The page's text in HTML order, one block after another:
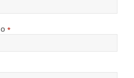
*